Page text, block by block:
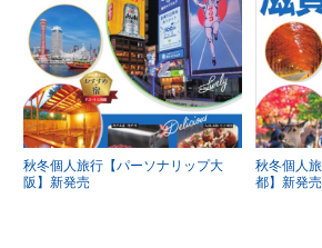
秋冬個人旅行【パーソナリップ大
阪】新発売
秋冬個人
都】新発売